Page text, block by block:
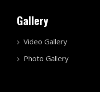
Gallery
Video Gallery
Photo Gallery